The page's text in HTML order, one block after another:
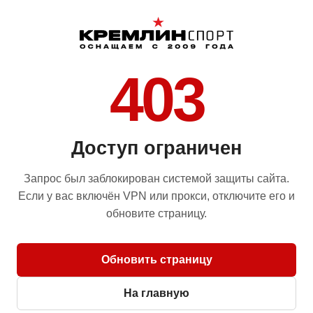
403
Доступ ограничен
Запрос был заблокирован системой защиты сайта.
Если у вас включён VPN или прокси, отключите его и
обновите страницу.
Обновить страницу
На главную